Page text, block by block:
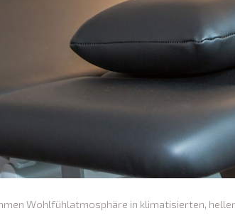
Wohlfühlatmosphäre in klimatisierten,